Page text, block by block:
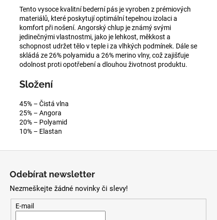
Tento vysoce kvalitní bederní pás je vyroben z prémiových
materiálů, které poskytují optimální tepelnou izolaci a
komfort při nošení. Angorský chlup je známý svými
jedinečnými vlastnostmi, jako je lehkost, měkkost a
schopnost udržet tělo v teple i za vlhkých podmínek. Dále se
skládá ze 26% polyamidu a 26% merino vlny, což zajišťuje
odolnost proti opotřebení a dlouhou životnost produktu.
Složení
45% – Čistá vlna
25% – Angora
20% – Polyamid
10% – Elastan
Odebírat newsletter
Nezmeškejte žádné novinky či slevy!
E-mail